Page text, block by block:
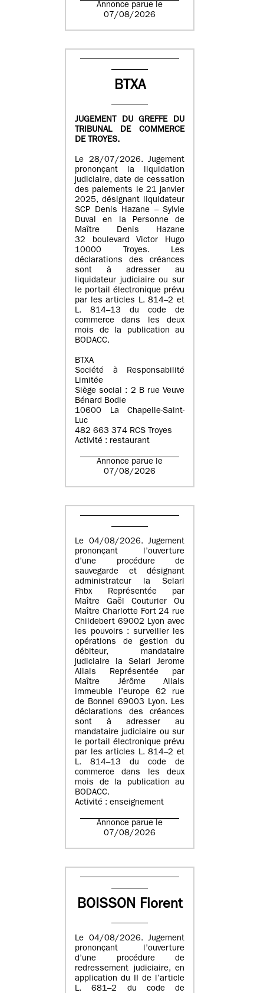
Annonce parue le
07/08/2026
BTXA
JUGEMENT DU GREFFE DU
TRIBUNAL DE COMMERCE
DE TROYES.
Le 28/07/2026. Jugement
prononçant la liquidation
judiciaire, date de cessation
des paiements le 21 janvier
2025, désignant liquidateur
SCP Denis Hazane – Sylvie
Duval en la Personne de
Maître Denis Hazane
32 boulevard Victor Hugo
10000 Troyes. Les
déclarations des créances
sont à adresser au
liquidateur judiciaire ou sur
le portail électronique prévu
par les articles L. 814–2 et
L. 814–13 du code de
commerce dans les deux
mois de la publication au
BODACC.
BTXA
Société à Responsabilité
Limitée
Siège social : 2 B rue Veuve
Bénard Bodie
10600 La Chapelle-Saint-
Luc
482 663 374 RCS Troyes
Activité : restaurant
Annonce parue le
07/08/2026
Le 04/08/2026. Jugement
prononçant l’ouverture
d’une procédure de
sauvegarde et désignant
administrateur la Selarl
Fhbx Représentée par
Maître Gaël Couturier Ou
Maître Charlotte Fort 24 rue
Childebert 69002 Lyon avec
les pouvoirs : surveiller les
opérations de gestion du
débiteur, mandataire
judiciaire la Selarl Jerome
Allais Représentée par
Maître Jérôme Allais
immeuble l’europe 62 rue
de Bonnel 69003 Lyon. Les
déclarations des créances
sont à adresser au
mandataire judiciaire ou sur
le portail électronique prévu
par les articles L. 814–2 et
L. 814–13 du code de
commerce dans les deux
mois de la publication au
BODACC.
Activité : enseignement
Annonce parue le
07/08/2026
BOISSON Florent
Le 04/08/2026. Jugement
prononçant l’ouverture
d’une procédure de
redressement judiciaire, en
application du II de l’article
L. 681–2 du code de